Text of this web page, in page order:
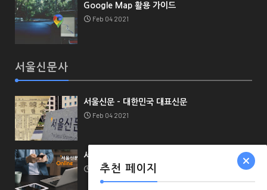
Google Map 활용 가이드
Feb 04 2021
서울신문사
서울신문 - 대한민국 대표신문
Feb 04 2021
서울신문 채널 가이드
Feb 04 2021
추천 페이지